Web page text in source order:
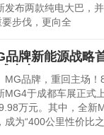
发布两款纯电大巴，
步伐，更向全
品牌新能源战略
品牌，重回主场！8
MG4于成都车展正式
万元。其中，全新
成为“400公里性价比